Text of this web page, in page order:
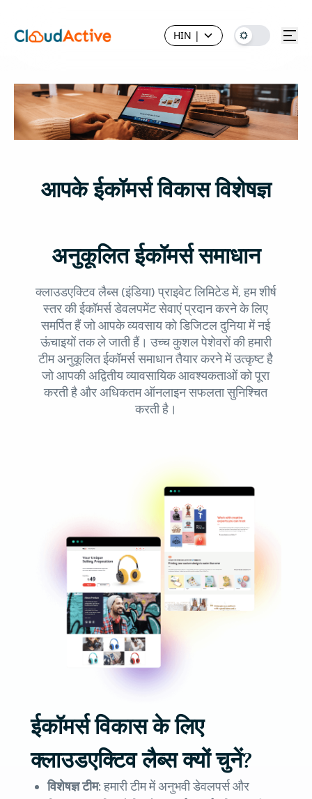
HIN |
आपके ईकॉमर्स विकास विशेषज्ञ
अनुकूलित ईकॉमर्स समाधान
क्लाउडएक्टिव लैब्स (इंडिया) प्राइवेट लिमिटेड में, हम शीर्ष
स्तर की ईकॉमर्स डेवलपमेंट सेवाएं प्रदान करने के लिए
समर्पित हैं जो आपके व्यवसाय को डिजिटल दुनिया में नई
ऊंचाइयों तक ले जाती हैं। उच्च कुशल पेशेवरों की हमारी
टीम अनुकूलित ईकॉमर्स समाधान तैयार करने में उत्कृष्ट है
जो आपकी अद्वितीय व्यावसायिक आवश्यकताओं को पूरा
करती है और अधिकतम ऑनलाइन सफलता सुनिश्चित
करती है।
ईकॉमर्स विकास के लिए
क्लाउडएक्टिव लैब्स क्यों चुनें?
विशेषज्ञ टीम:हमारी टीम में अनुभवी डेवलपर्स और